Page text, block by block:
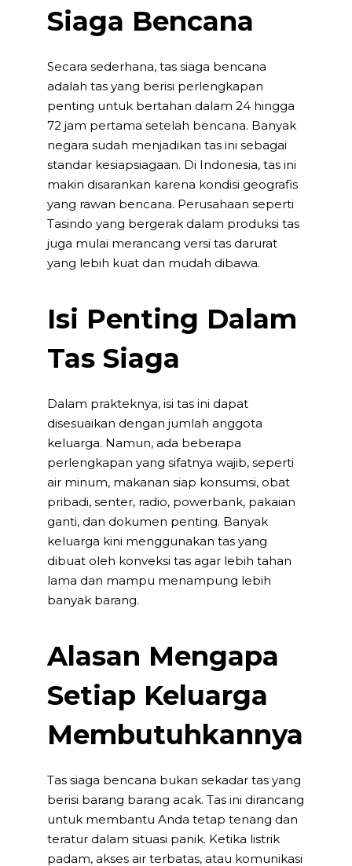
Siaga Bencana
Secara sederhana, tas siaga bencana
adalah tas yang berisi perlengkapan
penting untuk bertahan dalam 24 hingga
72 jam pertama setelah bencana. Banyak
negara sudah menjadikan tas ini sebagai
standar kesiapsiagaan. Di Indonesia, tas ini
makin disarankan karena kondisi geografis
yang rawan bencana. Perusahaan seperti
Tasindo yang bergerak dalam produksi tas
juga mulai merancang versi tas darurat
yang lebih kuat dan mudah dibawa.
Isi Penting Dalam
Tas Siaga
Dalam prakteknya, isi tas ini dapat
disesuaikan dengan jumlah anggota
keluarga. Namun, ada beberapa
perlengkapan yang sifatnya wajib, seperti
air minum, makanan siap konsumsi, obat
pribadi, senter, radio, powerbank, pakaian
ganti, dan dokumen penting. Banyak
keluarga kini menggunakan tas yang
dibuat oleh konveksi tas agar lebih tahan
lama dan mampu menampung lebih
banyak barang.
Alasan Mengapa
Setiap Keluarga
Membutuhkannya
Tas siaga bencana bukan sekadar tas yang
berisi barang barang acak. Tas ini dirancang
untuk membantu Anda tetap tenang dan
teratur dalam situasi panik. Ketika listrik
padam, akses air terbatas, atau komunikasi